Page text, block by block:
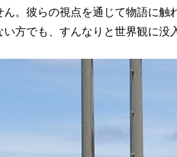
。彼らの視点を通じて物語に触
方でも、すんなりと世界観に没